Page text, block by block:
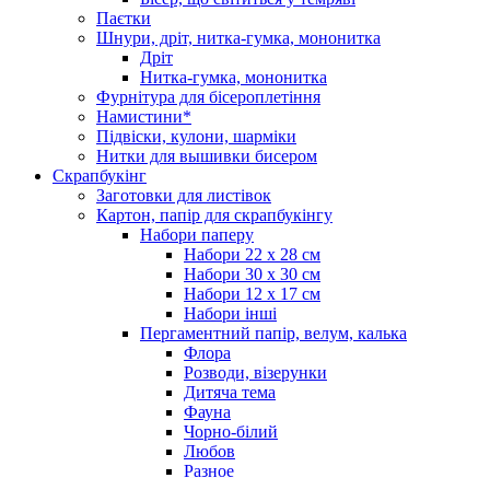
Паєтки
Шнури, дріт, нитка-гумка, мононитка
Дріт
Нитка-гумка, мононитка
Фурнітура для бісероплетіння
Намистини*
Підвіски, кулони, шарміки
Нитки для вышивки бисером
Скрапбукінг
Заготовки для листівок
Картон, папір для скрапбукінгу
Набори паперу
Набори 22 х 28 см
Набори 30 х 30 см
Набори 12 х 17 см
Набори інші
Пергаментний папір, велум, калька
Флора
Розводи, візерунки
Дитяча тема
Фауна
Чорно-білий
Любов
Разное